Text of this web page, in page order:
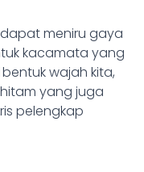
meniru gaya
kacamata yang
wajah kita,
yang juga
pelengkap